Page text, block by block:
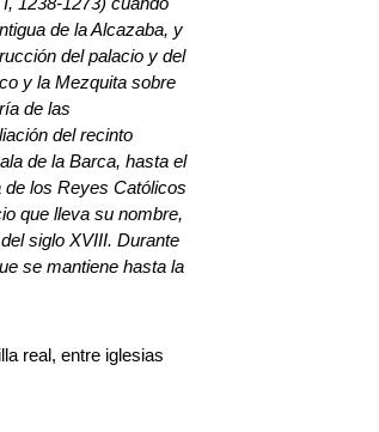
de la Alcazaba, y
del palacio y del
y la Mezquita sobre
de las
del recinto
de la Barca, hasta el
los Reyes Católicos
que lleva su nombre,
siglo XVIII. Durante
se mantiene hasta la
real, entre iglesias